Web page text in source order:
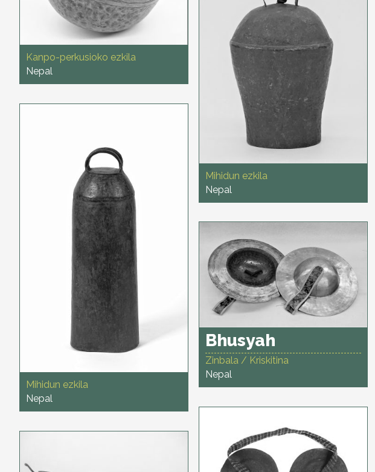
Kanpo-perkusioko ezkila
Nepal
Mihidun ezkila
Nepal
Mihidun ezkila
Nepal
Bhusyah
Zinbala / Kriskitina
Nepal